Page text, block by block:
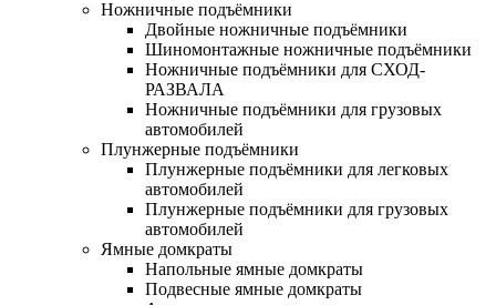
Ножничные подъёмники
Двойные ножничные подъёмники
Шиномонтажные ножничные подъёмники
Ножничные подъёмники для СХОД-
РАЗВАЛА
Ножничные подъёмники для грузовых
автомобилей
Плунжерные подъёмники
Плунжерные подъёмники для легковых
автомобилей
Плунжерные подъёмники для грузовых
автомобилей
Ямные домкраты
Напольные ямные домкраты
Подвесные ямные домкраты